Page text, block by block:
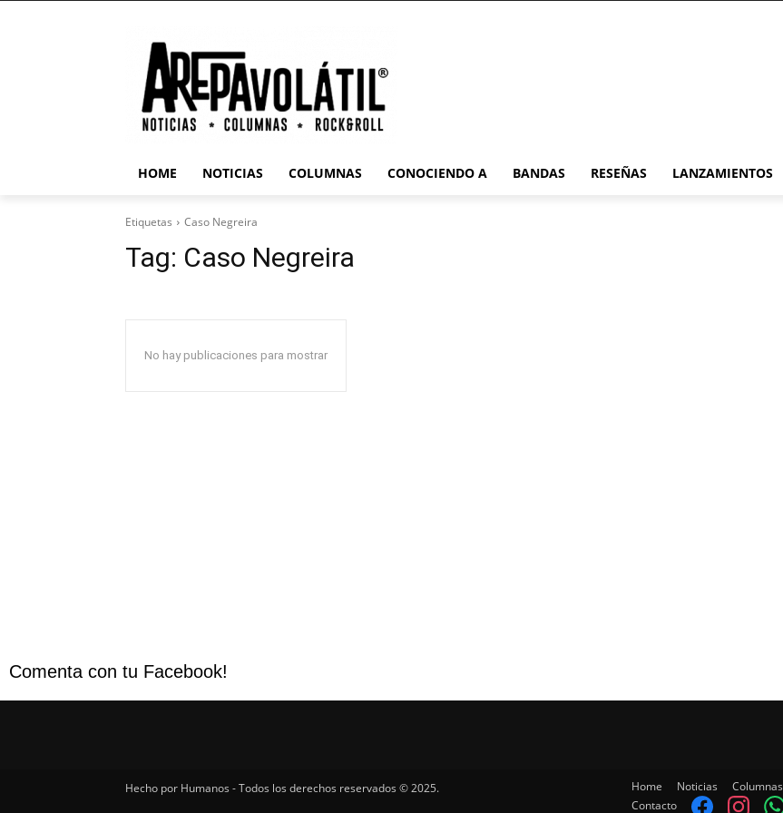
HOME NOTICIAS COLUMNAS CONOCIENDO A BANDAS RESEÑAS LANZAMIENTOS
Etiquetas Caso Negreira
Tag: Caso Negreira
No hay publicaciones para mostrar
Comenta con tu Facebook!
Hecho por Humanos - Todos los derechos reservados © 2025. Home Noticias Columnas
Contacto